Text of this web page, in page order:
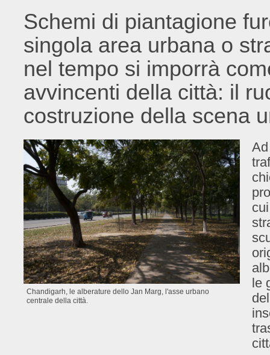
Schemi di piantagione
singola area urbana o
nel tempo si imporrà
avvincenti della città: il
costruzione della scena
Chandigarh, le alberature dello Jan Marg, l'asse urbano
centrale della città.
le